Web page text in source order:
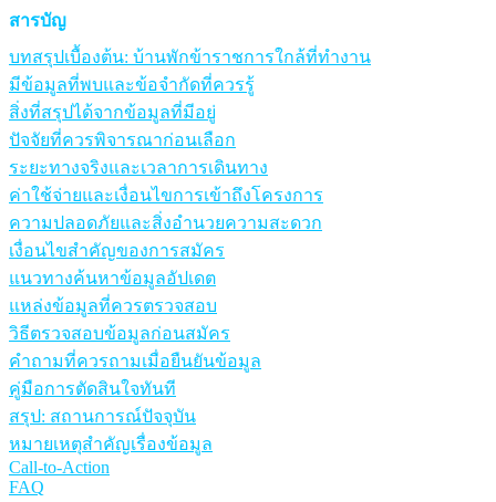
สารบัญ
บทสรุปเบื้องต้น: บ้านพักข้าราชการใกล้ที่ทำงาน
มีข้อมูลที่พบและข้อจำกัดที่ควรรู้
สิ่งที่สรุปได้จากข้อมูลที่มีอยู่
ปัจจัยที่ควรพิจารณาก่อนเลือก
ระยะทางจริงและเวลาการเดินทาง
ค่าใช้จ่ายและเงื่อนไขการเข้าถึงโครงการ
ความปลอดภัยและสิ่งอำนวยความสะดวก
เงื่อนไขสำคัญของการสมัคร
แนวทางค้นหาข้อมูลอัปเดต
แหล่งข้อมูลที่ควรตรวจสอบ
วิธีตรวจสอบข้อมูลก่อนสมัคร
คำถามที่ควรถามเมื่อยืนยันข้อมูล
คู่มือการตัดสินใจทันที
สรุป: สถานการณ์ปัจจุบัน
หมายเหตุสำคัญเรื่องข้อมูล
Call-to-Action
FAQ